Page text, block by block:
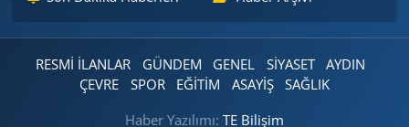
RESMİ İLANLAR GÜNDEM GENEL SİYASET
AYDIN
ÇEVRE
SPOR EĞİTİM ASAYİŞ
SAĞLIK
Haber Yazılımı: TE Bilişim